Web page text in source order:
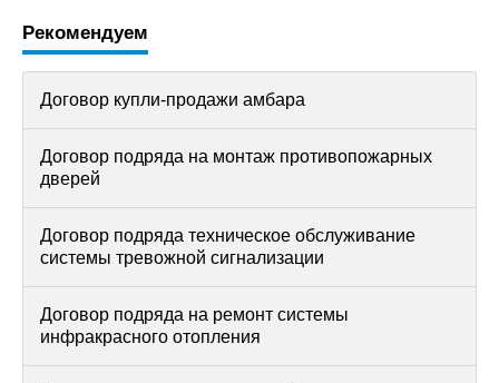
Рекомендуем
Договор купли-продажи амбара
Договор подряда на монтаж противопожарных
дверей
Договор подряда техническое обслуживание
системы тревожной сигнализации
Договор подряда на ремонт системы
инфракрасного отопления